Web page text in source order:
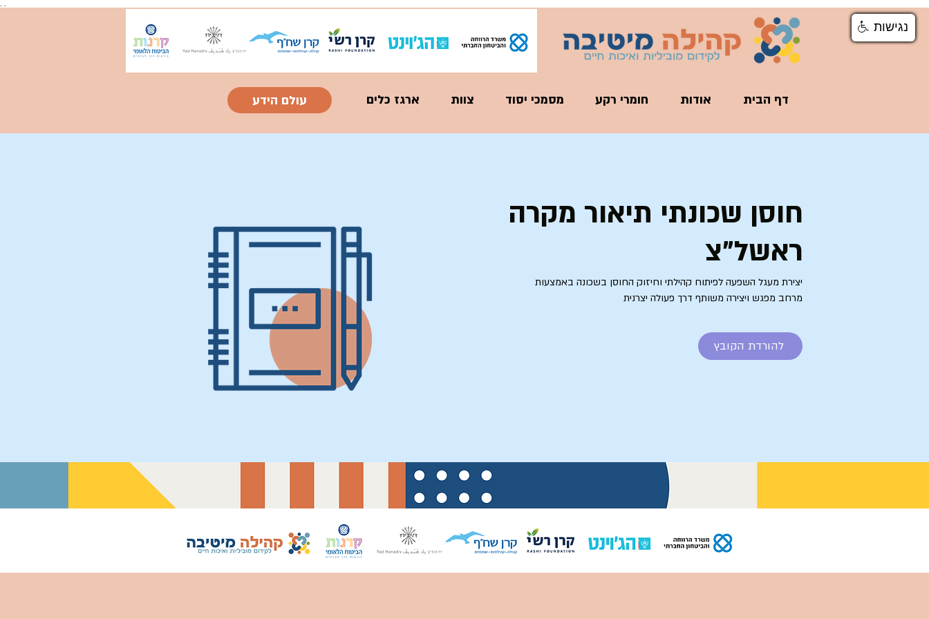
דף הבית אודות חומרי רקע מסמכי יסוד צוות ארגז כלים עולם הידע
חוסן שכונתי תיאור מקרה
ראשל"צ
יצירת מעגל השפעה לפיתוח קהילתי וחיזוק החוסן בשכונה באמצעות
מרחב מפגש ויצירה משותף דרך פעולה יצרנית
להורדת הקובץ
נגישות
נגישות